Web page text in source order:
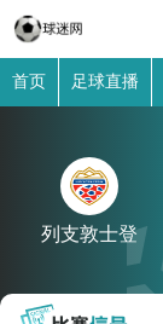
首页 足球直播
列支敦士登